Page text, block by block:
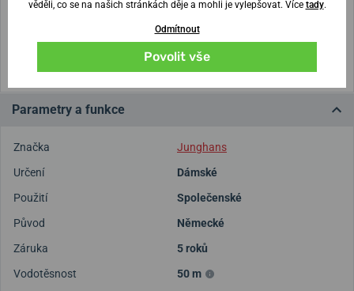
Vytisknout vzory velikostí
Parametry a funkce
Značka
Junghans
Určení
Dámské
Použití
Společenské
Původ
Německé
Záruka
5 roků
Vodotěsnost
50 m
věděli, co se na našich stránkách děje a mohli je vylepšovat. Více tady.
Odmítnout
Povolit vše